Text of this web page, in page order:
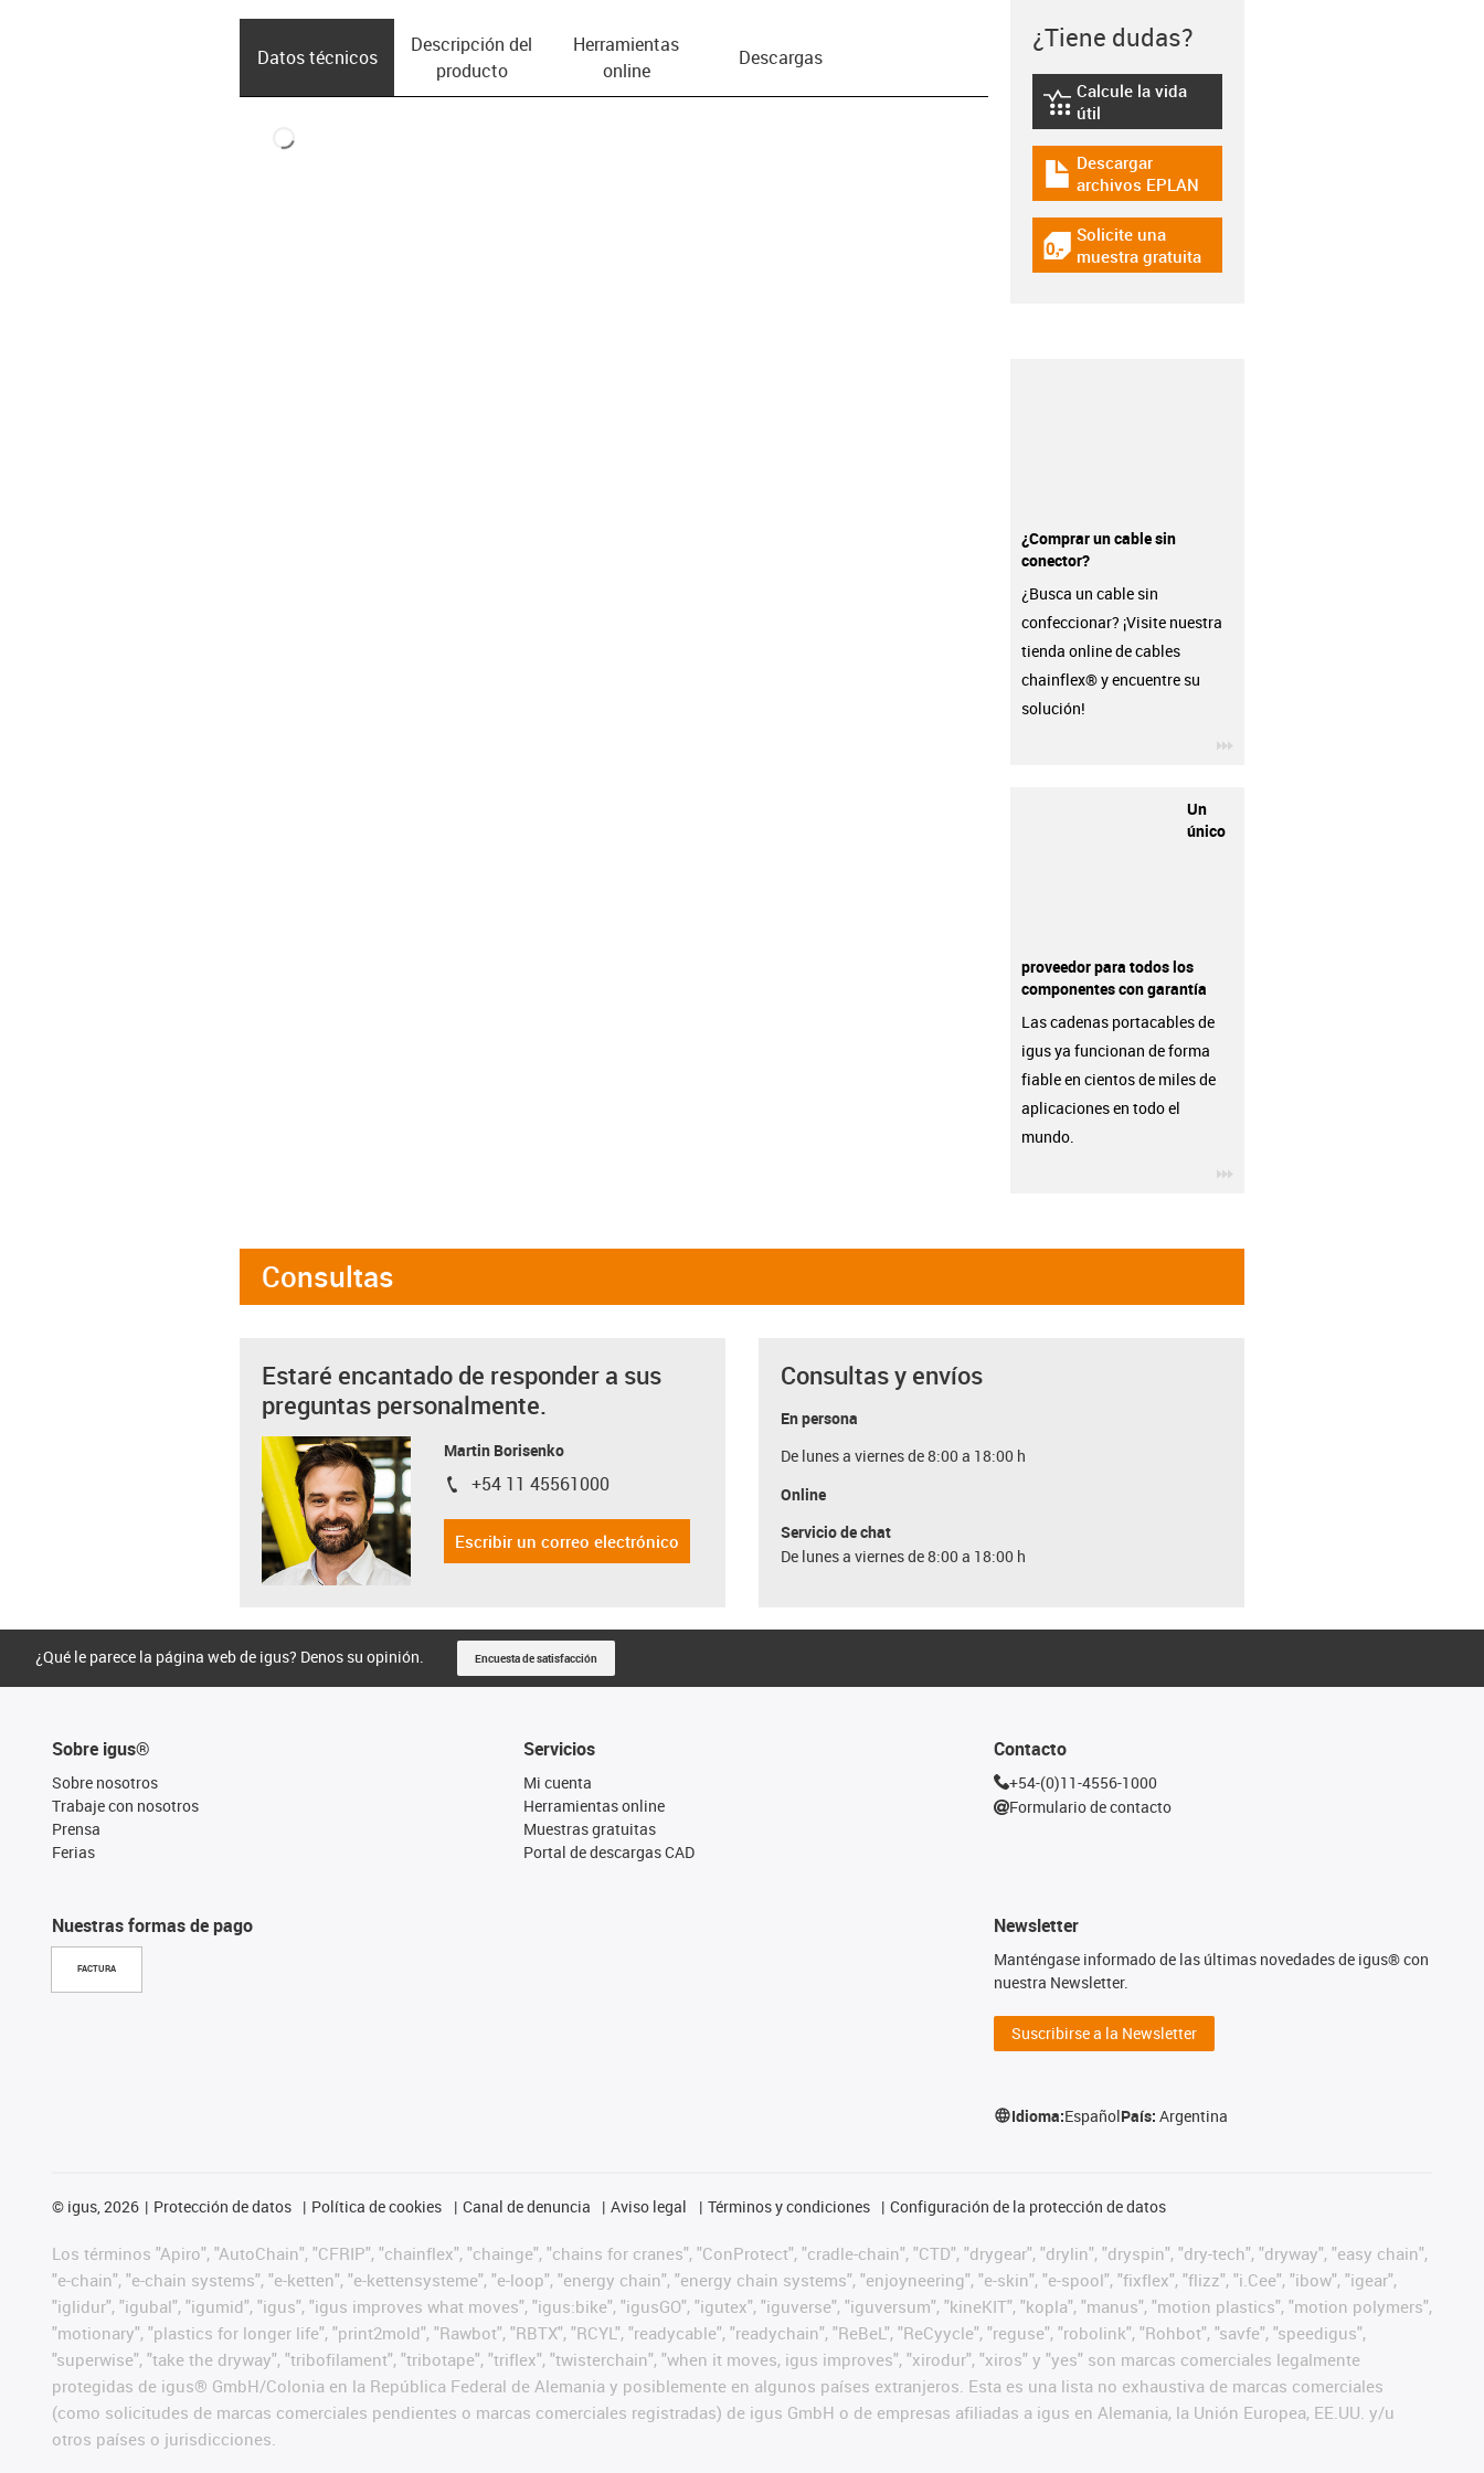
Datos técnicos
Descripción del
producto
Herramientas
online
Descargas
¿Tiene dudas?
igus-icon-lebensdauerrechner
Calcule la vida
útil
igus-icon-download-plan
Descargar
archivos EPLAN
igus-icon-gratismuster
Solicite una
muestra gratuita
¿Comprar un cable sin
conector?
¿Busca un cable sin
confeccionar? ¡Visite nuestra
tienda online de cables
chainflex® y encuentre su
solución!
Un
único
proveedor para todos los
componentes con garantía
Las cadenas portacables de
igus ya funcionan de forma
fiable en cientos de miles de
aplicaciones en todo el
mundo.
Consultas
Estaré encantado de responder a sus
preguntas personalmente.
Martin Borisenko
igus-icon-phone
+54 11 45561000
Escribir un correo electrónico
Consultas y envíos
En persona
De lunes a viernes de 8:00 a 18:00 h
Online
Servicio de chat
De lunes a viernes de 8:00 a 18:00 h
¿Qué le parece la página web de igus? Denos su opinión. Encuesta de satisfacción
Sobre igus®
Sobre nosotros
Trabaje con nosotros
Prensa
Ferias
Nuestras formas de pago
FACTURA
Servicios
Mi cuenta
Herramientas online
Muestras gratuitas
Portal de descargas CAD
Contacto
+54-(0)11-4556-1000
Formulario de contacto
Newsletter
Manténgase informado de las últimas novedades de igus® con
nuestra Newsletter.
Suscribirse a la Newsletter
Idioma:EspañolPaís:Argentina
© igus, 2026 Protección de datos Política de cookies Canal de denuncia Aviso legal Términos y condiciones Configuración de la protección de datos
Los términos "Apiro", "AutoChain", "CFRIP", "chainflex", "chainge", "chains for cranes", "ConProtect", "cradle-chain", "CTD", "drygear", "drylin", "dryspin", "dry-tech", "dryway", "easy chain",
"e-chain", "e-chain systems", "e-ketten", "e-kettensysteme", "e-loop", "energy chain", "energy chain systems", "enjoyneering", "e-skin", "e-spool", "fixflex", "flizz", "i.Cee", "ibow", "igear",
"iglidur", "igubal", "igumid", "igus", "igus improves what moves", "igus:bike", "igusGO", "igutex", "iguverse", "iguversum", "kineKIT", "kopla", "manus", "motion plastics", "motion polymers",
"motionary", "plastics for longer life", "print2mold", "Rawbot", "RBTX", "RCYL", "readycable", "readychain", "ReBeL", "ReCyycle", "reguse", "robolink", "Rohbot", "savfe", "speedigus",
"superwise", "take the dryway", "tribofilament", "tribotape", "triflex", "twisterchain", "when it moves, igus improves", "xirodur", "xiros" y "yes" son marcas comerciales legalmente
protegidas de igus® GmbH/Colonia en la República Federal de Alemania y posiblemente en algunos países extranjeros. Esta es una lista no exhaustiva de marcas comerciales
(como solicitudes de marcas comerciales pendientes o marcas comerciales registradas) de igus GmbH o de empresas afiliadas a igus en Alemania, la Unión Europea, EE.UU. y/u
otros países o jurisdicciones.